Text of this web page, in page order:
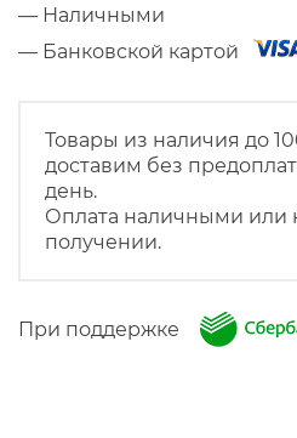
— Наличными
— Банковской картой
Товары из наличия до
доставим без
день.
Оплата наличными или
получении.
При поддержке